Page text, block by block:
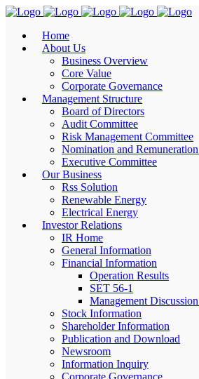
Home
About Us
Business Overview
Core Value
Corporate Governance
Management Structure
Board of Directors
Audit Committee
Risk Management Committee
Nomination and
Executive Committee
Our Business
Rss Solution
Renewable Energy
Electrical Energy
Investor Relations
IR Home
General Information
Financial Information
Operation Results
SET 56-1
Management
Stock Information
Shareholder Information
Publication and Download
Newsroom
Information Inquiry
Corporate Governance